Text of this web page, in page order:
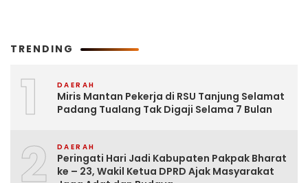
TRENDING
1 DAERAH
Miris Mantan Pekerja di RSU Tanjung Selamat
Padang Tualang Tak Digaji Selama 7 Bulan
2 DAERAH
Peringati Hari Jadi Kabupaten Pakpak Bharat
ke – 23, Wakil Ketua DPRD Ajak Masyarakat